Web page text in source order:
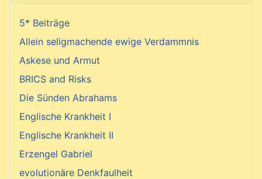
5* Beiträge
Allein seligmachende ewige Verdammnis
Askese und Armut
BRICS and Risks
Die Sünden Abrahams
Englische Krankheit I
Englische Krankheit II
Erzengel Gabriel
evolutionäre Denkfaulheit